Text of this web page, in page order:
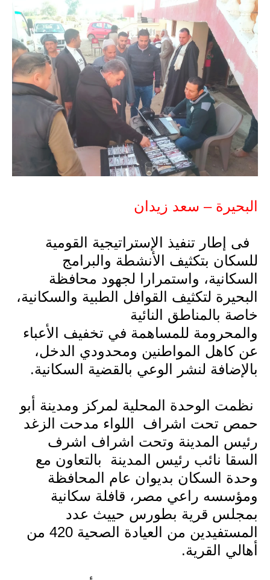
البحيرة – سعد زيدان
فى إطار تنفيذ الإستراتيجية القومية
للسكان بتكثيف الأنشطة والبرامج
السكانية، واستمرارا لجهود محافظة
البحيرة لتكثيف القوافل الطبية والسكانية،
خاصة بالمناطق النائية
والمحرومة للمساهمة في تخفيف الأعباء
عن كاهل المواطنين ومحدودي الدخل،
بالإضافة لنشر الوعي بالقضية السكانية.
نظمت الوحدة المحلية لمركز ومدينة أبو
حمص تحت اشراف اللواء مدحت الزغد
رئيس المدينة وتحت اشراف اشرف
السقا نائب رئيس المدينة بالتعاون مع
وحدة السكان بديوان عام المحافظة
ومؤسسه راعي مصر، قافلة سكانية
بمجلس قرية بطورس حييث عدد
المستفيدين من العيادة الصحية 420 من
أهالي القرية.